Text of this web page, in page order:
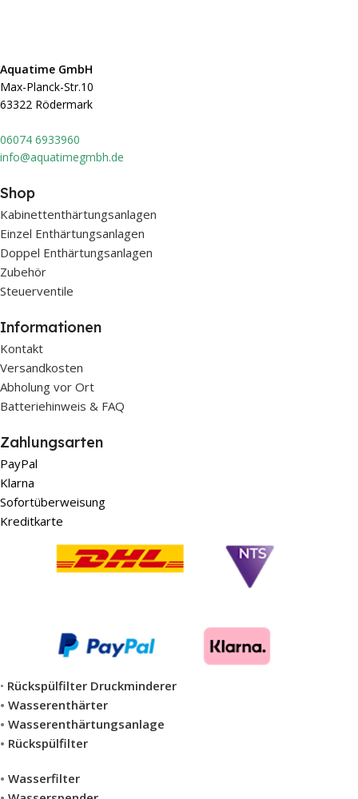
Aquatime GmbH
Max-Planck-Str.10
63322 Rödermark
06074 6933960
info@aquatimegmbh.de
Shop
Kabinettenthärtungsanlagen
Einzel Enthärtungsanlagen
Doppel Enthärtungsanlagen
Zubehör
Steuerventile
Informationen
Kontakt
Versandkosten
Abholung vor Ort
Batteriehinweis & FAQ
Zahlungsarten
PayPal
Klarna
Sofortüberweisung
Kreditkarte
• Rückspülfilter Druckminderer
• Wasserenthärter
• Wasserenthärtungsanlage
• Rückspülfilter
• Wasserfilter